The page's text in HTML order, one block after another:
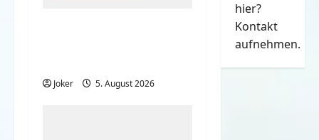
Joker 5. August 2026
hier?
Kontakt
aufnehmen.